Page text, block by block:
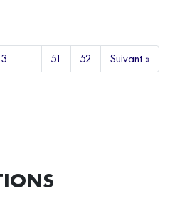
pour outiller les élèves. Pour
reconnaître une source,
3 … 51 52 Suivant »